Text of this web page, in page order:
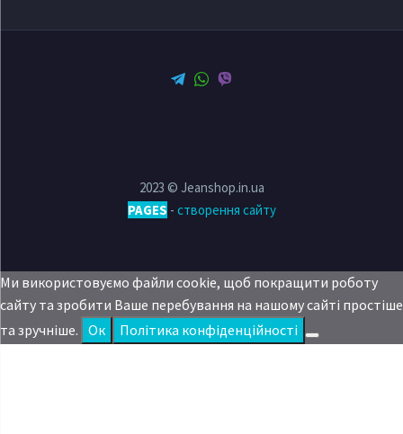
2023 © Jeanshop.in.ua
PAGES - створення сайту
Ми використовуємо файли cookie, щоб покращити роботу
сайту та зробити Ваше перебування на нашому сайті простіше
та зручніше. Oк Політика конфіденційності